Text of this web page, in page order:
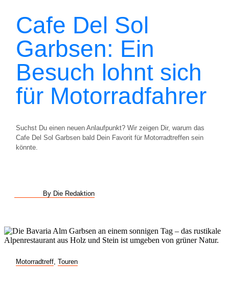
Cafe Del Sol
Garbsen: Ein
Besuch lohnt sich
für Motorradfahrer
Suchst Du einen neuen Anlaufpunkt? Wir zeigen Dir, warum das
Cafe Del Sol Garbsen bald Dein Favorit für Motorradtreffen sein
könnte.
By Die Redaktion
Motorradtreff Touren